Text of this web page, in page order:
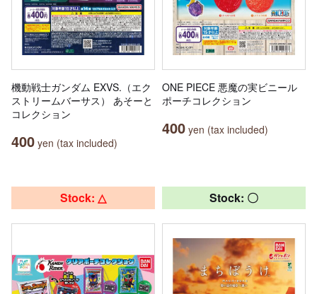
機動戦士ガンダム EXVS.（エク
ストリームバーサス） あそーと
コレクション
400 yen (tax included)
ONE PIECE 悪魔の実ビニール
ポーチコレクション
400 yen (tax included)
Stock: △ Stock: 〇